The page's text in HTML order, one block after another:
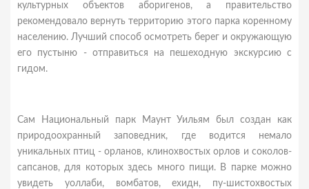
культурных объектов аборигенов, а правительство
рекомендовало вернуть территорию этого парка коренному
населению. Лучший способ осмотреть берег и окружающую
его пустыню - отправиться на пешеходную экскурсию с
гидом.
Сам Национальный парк Маунт Уильям был создан как
природоохранный заповедник, где водится немало
уникальных птиц - орланов, клинохвостых орлов и соколов-
сапсанов, для которых здесь много пищи. В парке можно
увидеть уоллаби, вомбатов, ехидн, пу-шистохвостых